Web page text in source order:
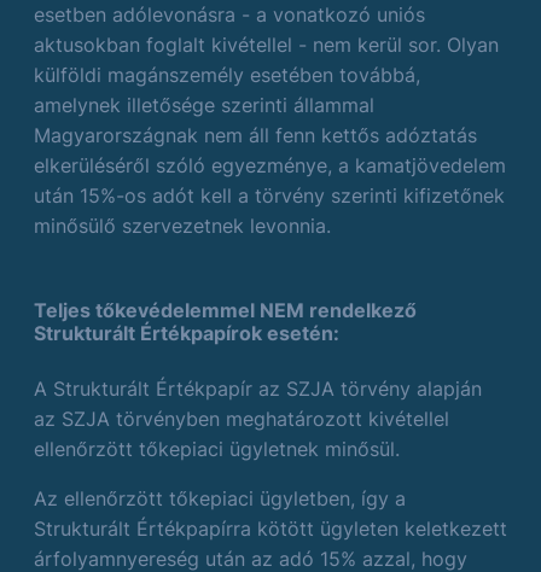
esetben adólevonásra - a vonatkozó uniós
aktusokban foglalt kivétellel - nem kerül sor. Olyan
külföldi magánszemély esetében továbbá,
amelynek illetősége szerinti állammal
Magyarországnak nem áll fenn kettős adóztatás
elkerüléséről szóló egyezménye, a kamatjövedelem
után 15%-os adót kell a törvény szerinti kifizetőnek
minősülő szervezetnek levonnia.
Teljes tőkevédelemmel NEM rendelkező
Strukturált Értékpapírok esetén:
A Strukturált Értékpapír az SZJA törvény alapján
az SZJA törvényben meghatározott kivétellel
ellenőrzött tőkepiaci ügyletnek minősül.
Az ellenőrzött tőkepiaci ügyletben, így a
Strukturált Értékpapírra kötött ügyleten keletkezett
árfolyamnyereség után az adó 15% azzal, hogy